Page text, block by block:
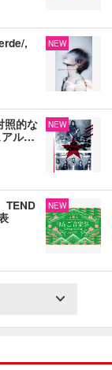
,
NEW
照的な
アル…
NEW
TEND
NEW